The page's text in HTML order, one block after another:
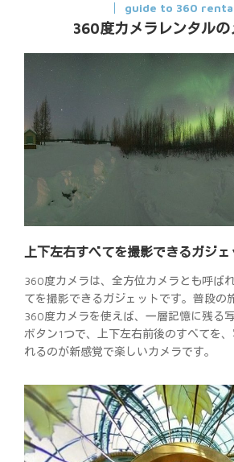
guide to 360
360度カメラレンタルの
上下左右すべてを撮影できるガジェ
360度カメラは、全方位カメラとも呼ば
てを撮影できるガジェットです。普段の
360度カメラを使えば、一層記憶に残る
ボタン1つで、上下左右前後のすべてを
れるのが新感覚で楽しいカメラです。